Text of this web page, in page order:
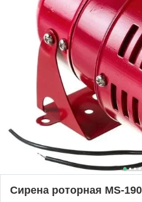
Сирена роторная MS-